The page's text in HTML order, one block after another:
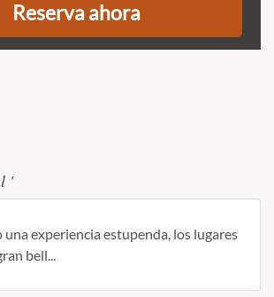
Reserva ahora
'
una experiencia estupenda, los lugares
bell...